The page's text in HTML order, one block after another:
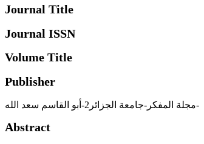
Journal Title
Journal ISSN
Volume Title
Publisher
مجلة المفكر-جامعة الجزائر2-أبو القاسم سعد الله-
Abstract